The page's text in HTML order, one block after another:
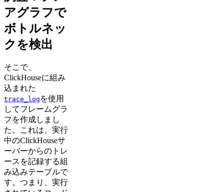
アグラフで
ボトルネッ
クを検出
そこで、
ClickHouseに組み
込まれた
trace_log を使用
してフレームグラ
フを作成しまし
た。これは、実行
中のClickHouseサ
ーバーからのトレ
ースを記録する組
み込みテーブルで
す。つまり、実行